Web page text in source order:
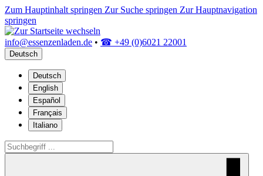
Zum Hauptinhalt springen Zur Suche springen Zur Hauptnavigation
springen
info@essenzenladen.de • ☎ +49 (0)6021 22001
Deutsch
Deutsch
English
Español
Français
Italiano